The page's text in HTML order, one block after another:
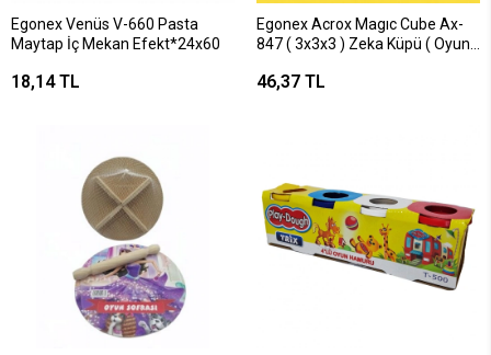
Egonex Venüs V-660 Pasta
Maytap İç Mekan Efekt*24x60
18,14 TL
Egonex Acrox Magıc Cube Ax-
847 ( 3x3x3 ) Zeka Küpü ( Oyun
46,37 TL